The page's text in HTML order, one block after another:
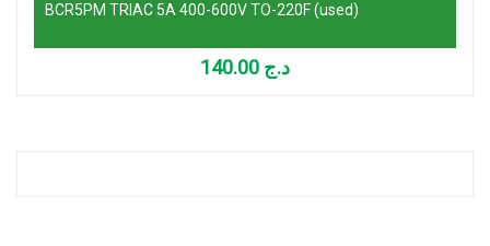
BCR5PM TRIAC 5A 400-600V TO-220F (used)
د.ج